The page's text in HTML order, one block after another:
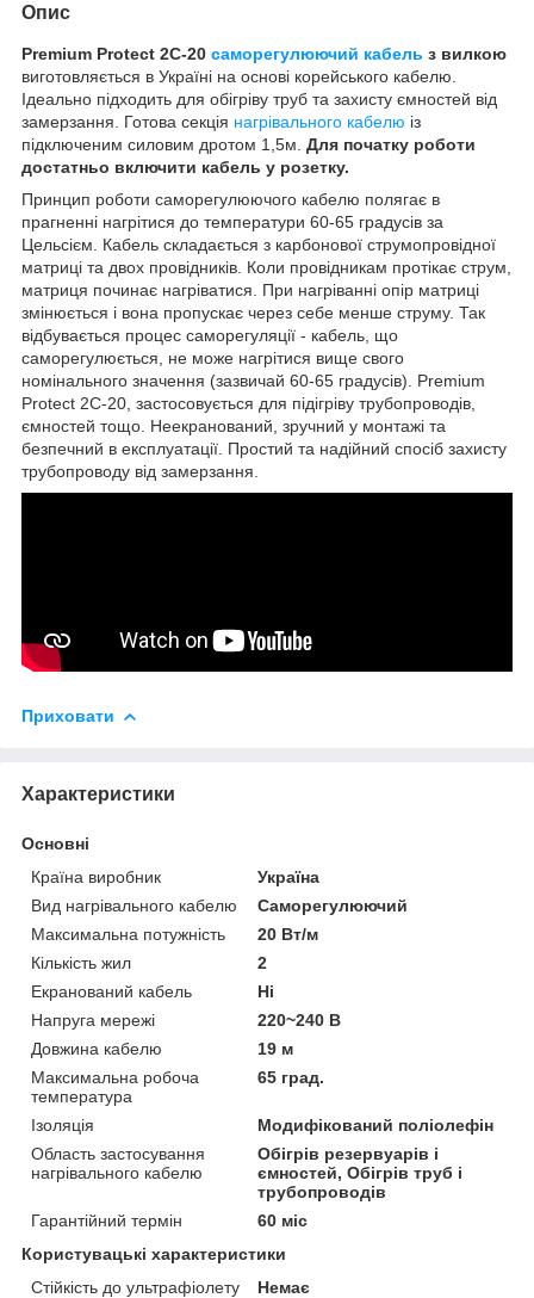
Опис
Premium Protect 2C-20 саморегулюючий кабель з вилкою
виготовляється в Україні на основі корейського кабелю.
Ідеально підходить для обігріву труб та захисту ємностей від
замерзання. Готова секція нагрівального кабелю із
підключеним силовим дротом 1,5м. Для початку роботи
достатньо включити кабель у розетку.
Принцип роботи саморегулюючого кабелю полягає в
прагненні нагрітися до температури 60-65 градусів за
Цельсієм. Кабель складається з карбонової струмопровідної
матриці та двох провідників. Коли провідникам протікає струм,
матриця починає нагріватися. При нагріванні опір матриці
змінюється і вона пропускає через себе менше струму. Так
відбувається процес саморегуляції - кабель, що
саморегулюється, не може нагрітися вище свого
номінального значення (зазвичай 60-65 градусів). Premium
Protect 2C-20, застосовується для підігріву трубопроводів,
ємностей тощо. Неекранований, зручний у монтажі та
безпечний в експлуатації. Простий та надійний спосіб захисту
трубопроводу від замерзання.
Приховати
Характеристики
Основні
Країна виробник
Україна
Вид нагрівального кабелю
Саморегулюючий
Максимальна потужність
20 Вт/м
Кількість жил
2
Екранований кабель
Ні
Напруга мережі
220~240 В
Довжина кабелю
19 м
Максимальна робоча
температура
65 град.
Ізоляція
Модифікований поліолефін
Область застосування
нагрівального кабелю
Обігрів резервуарів і
ємностей, Обігрів труб і
трубопроводів
Гарантійний термін
60 міс
Користувацькі характеристики
Стійкість до ультрафіолету
Немає